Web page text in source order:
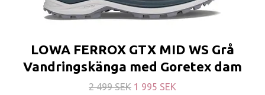
LOWA FERROX GTX MID WS Grå
Vandringskänga med Goretex dam
2 499 SEK 1 995 SEK